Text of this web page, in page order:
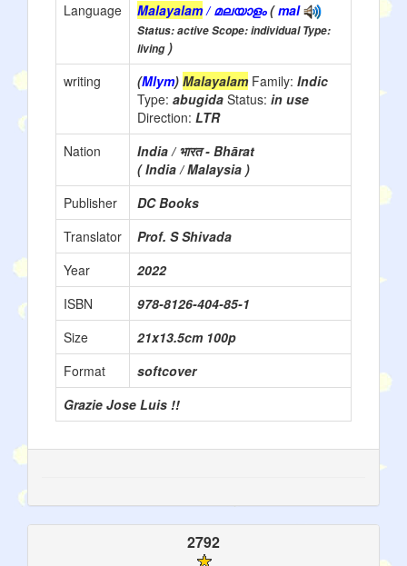
Language
Malayalam/ മലയാളം(mal
Status: active Scope: individual Type:
living)
writing
(Mlym) Malayalam Family: Indic
Type: abugida Status: in use
Direction: LTR
Nation
India / भारत - Bhārat
( India / Malaysia )
Publisher
DC Books
Translator
Prof. S Shivada
Year
2022
ISBN
978-8126-404-85-1
Size
21x13.5cm 100p
Format
softcover
Grazie Jose Luis !!
2792